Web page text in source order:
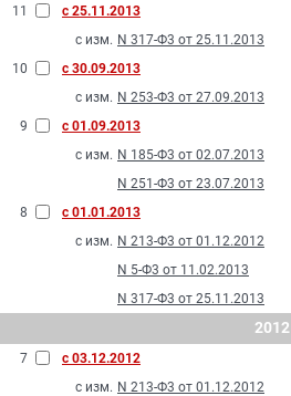
11
с 25.11.2013
с изм. N 317-Ф3 от 25.11.2013
10
с 30.09.2013
с изм. N 253-Ф3 от 27.09.2013
9
с 01.09.2013
с изм. N 185-Ф3 от 02.07.2013
N 251-Ф3 от 23.07.2013
8
с 01.01.2013
с изм. N 213-Ф3 от 01.12.2012
N 5-Ф3 от 11.02.2013
N 317-Ф3 от 25.11.2013
2012
7
с 03.12.2012
с изм. N 213-Ф3 от 01.12.2012